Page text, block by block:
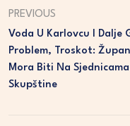
PREVIOUS
Voda U Karlovcu I Dalje
Problem, Troskot:
Mora Biti Na Sjednicama
Skupštine